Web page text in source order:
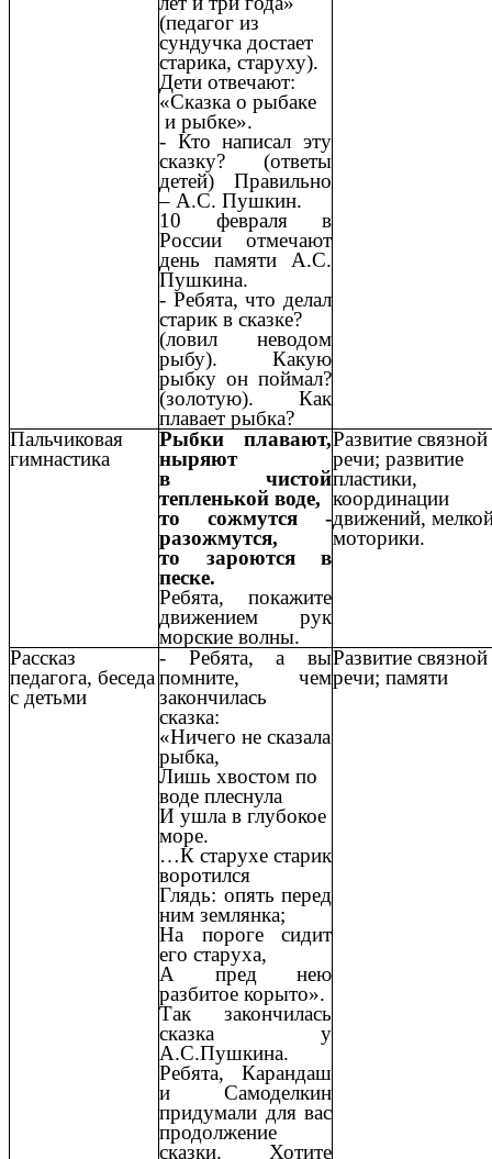
(педагог из
сундучка достает
старика, старуху).
Дети отвечают:
«Сказка о рыбаке
и рыбке».
- Кто написал эту
сказку? (ответы
детей) Правильно
– А.С. Пушкин.
10 февраля в
России отмечают
день памяти А.С.
Пушкина.
- Ребята, что делал
старик в сказке?
(ловил неводом
рыбу). Какую
рыбку он поймал?
(золотую). Как
плавает рыбка?
Пальчиковая
гимнастика
Рыбки плавают,
ныряют
в чистой
тепленькой воде,
то сожмутся -
разожмутся,
то зароются в
песке.
Ребята, покажите
движением рук
морские волны.
Развитие связной
речи; развитие
пластики,
координации
движений,
моторики.
Рассказ
педагога, беседа
с детьми
- Ребята, а вы
помните, чем
закончилась
сказка:
«Ничего не сказала
рыбка,
Лишь хвостом по
воде плеснула
И ушла в глубокое
море.
…К старухе старик
воротился
Глядь: опять перед
ним землянка;
На пороге сидит
его старуха,
А пред нею
разбитое корыто».
Так закончилась
сказка у
А.С.Пушкина.
Ребята, Карандаш
и Самоделкин
придумали для вас
продолжение
сказки. Хотите
Развитие связной
речи; памяти